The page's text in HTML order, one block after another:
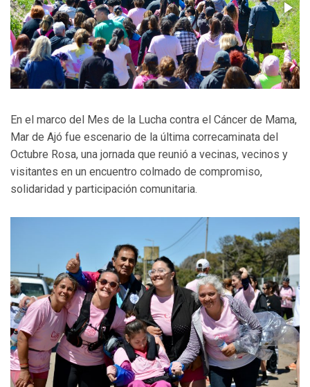
En el marco del Mes de la Lucha contra el Cáncer de Mama,
Mar de Ajó fue escenario de la última correcaminata del
Octubre Rosa, una jornada que reunió a vecinas, vecinos y
visitantes en un encuentro colmado de compromiso,
solidaridad y participación comunitaria.